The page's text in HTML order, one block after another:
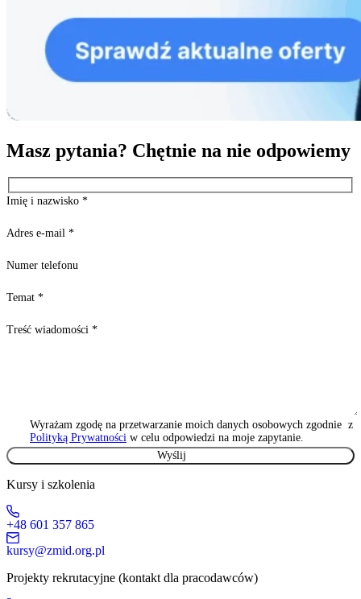
Masz pytania? Chętnie na nie odpowiemy
Imię i nazwisko *
Adres e-mail *
Numer telefonu
Temat *
Treść wiadomości *
Wyrażam zgodę na przetwarzanie moich danych osobowych zgodnie z
Polityką Prywatności w celu odpowiedzi na moje zapytanie.
Kursy i szkolenia
+48 601 357 865
kursy@zmid.org.pl
Projekty rekrutacyjne (kontakt dla pracodawców)